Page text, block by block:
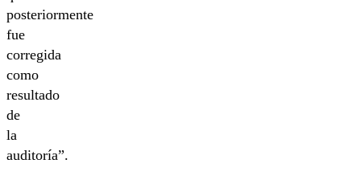
posteriormente
fue
corregida
como
resultado
de
la
auditoría”.